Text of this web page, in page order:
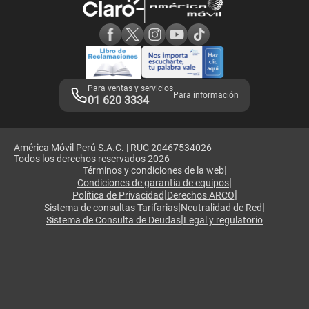
Adquirientes iPhone 6, 6S y SE
Mensaje de Seguridad
Términos y Condiciones de Tienda Claro
Libro de Reclamaciones
Legales de marketplace
Para ventas y servicios
01 620 3334 Para información
América Móvil Perú S.A.C. | RUC 20467534026
Todos los derechos reservados 2026
Términos y condiciones de la web|
Condiciones de garantía de equipos|
Política de Privacidad|Derechos ARCO|
Sistema de consultas Tarifarias|Neutralidad de Red|
Sistema de Consulta de Deudas|Legal y regulatorio